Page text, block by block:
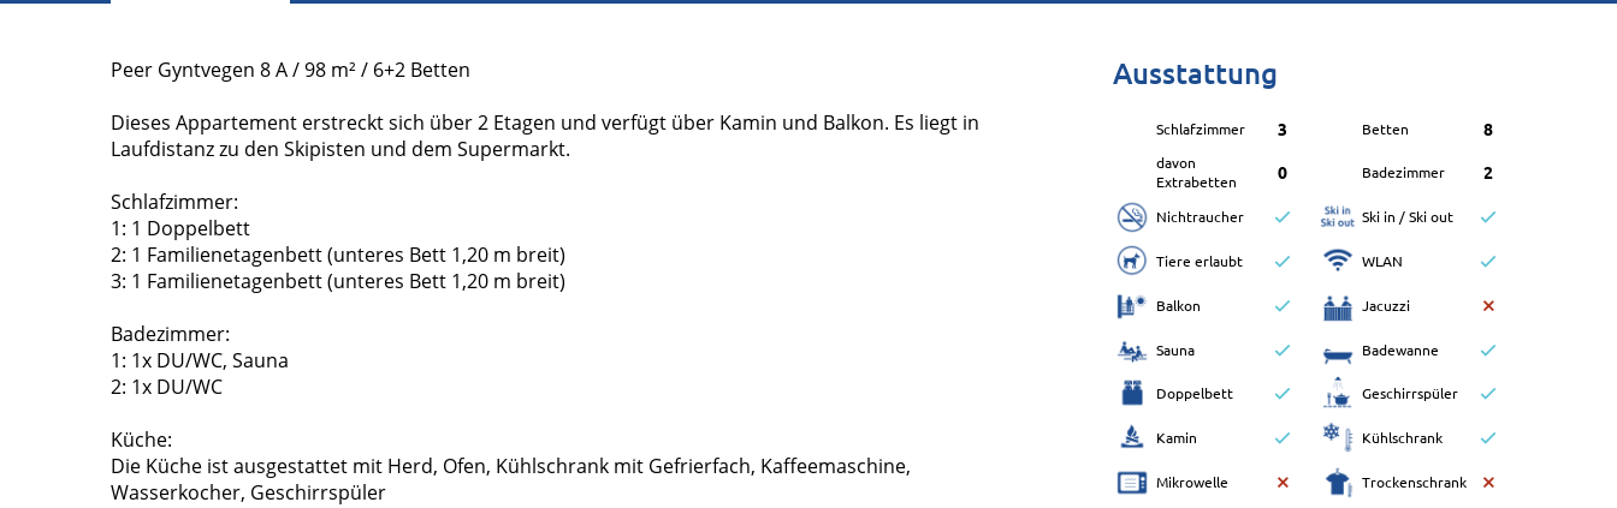
Peer Gyntvegen 8 A / 98 m² / 6+2 Betten
Dieses Appartement erstreckt sich über 2 Etagen und verfügt über Kamin und Balkon. Es liegt in
Laufdistanz zu den Skipisten und dem Supermarkt.
Schlafzimmer:
1: 1 Doppelbett
2: 1 Familienetagenbett (unteres Bett 1,20 m breit)
3: 1 Familienetagenbett (unteres Bett 1,20 m breit)
Badezimmer:
1: 1x DU/WC, Sauna
2: 1x DU/WC
Küche:
Die Küche ist ausgestattet mit Herd, Ofen, Kühlschrank mit Gefrierfach, Kaffeemaschine,
Wasserkocher, Geschirrspüler
Ausstattung
Schlafzimmer 3 Betten 8
davon
Extrabetten
0 Badezimmer 2
Nichtraucher Ski in / Ski out
Tiere erlaubt WLAN
Balkon Jacuzzi
Sauna Badewanne
Doppelbett Geschirrspüler
Kamin Kühlschrank
Mikrowelle Trockenschrank